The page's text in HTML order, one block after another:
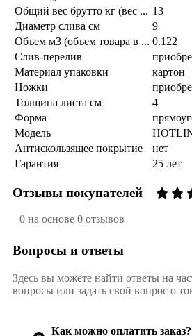
Общий вес брутто кг (вес ... 13
Диаметр слива см
9
Объем м3 (объем товара в ... 0.122
Слив-перелив
Материал упаковки
картон
Ножки
Толщина листа см
4
Форма
Модель
Антискользящее покрытие
нет
Гарантия
25 лет
Отзывы покупателей
0 на основе 0 отзывов
Вопросы и ответы
Здесь вы можете найти ответы на
вопросы или задать свой вопрос о
Как можно оплатить заказ?